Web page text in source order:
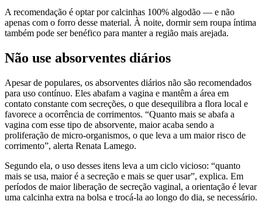
A recomendação é optar por calcinhas 100% algodão — e não
apenas com o forro desse material. À noite, dormir sem roupa íntima
também pode ser benéfico para manter a região mais arejada.
Não use absorventes diários
Apesar de populares, os absorventes diários não são recomendados
para uso contínuo. Eles abafam a vagina e mantêm a área em
contato constante com secreções, o que desequilibra a flora local e
favorece a ocorrência de corrimentos. “Quanto mais se abafa a
vagina com esse tipo de absorvente, maior acaba sendo a
proliferação de micro-organismos, o que leva a um maior risco de
corrimento”, alerta Renata Lamego.
Segundo ela, o uso desses itens leva a um ciclo vicioso: “quanto
mais se usa, maior é a secreção e mais se quer usar”, explica. Em
períodos de maior liberação de secreção vaginal, a orientação é levar
uma calcinha extra na bolsa e trocá-la ao longo do dia, se necessário.